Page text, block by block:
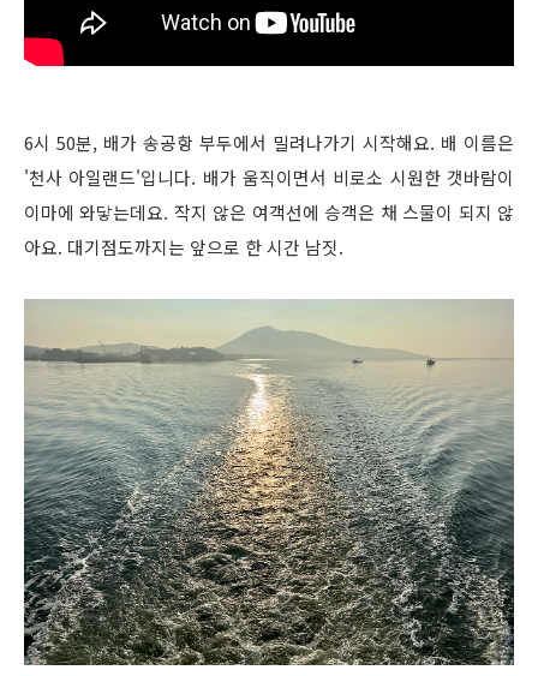
6시 50분, 배가 송공항 부두에서 밀려나가기 시작해요. 배 이름은
'천사 아일랜드'입니다. 배가 움직이면서 비로소 시원한 갯바람이
이마에 와닿는데요. 작지 않은 여객선에 승객은 채 스물이 되지 않
아요. 대기점도까지는 앞으로 한 시간 남짓.